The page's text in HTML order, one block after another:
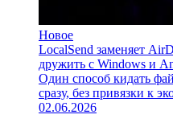
Новое
LocalSend заменяет
дружить с Windows и
Один способ кидать
сразу, без привязки к
02.06.2026